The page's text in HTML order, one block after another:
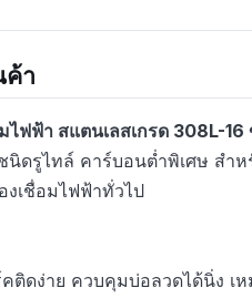
า
ไฟฟ้า สแตนเลสเกรด 308L-
ดรูไทล์ คาร์บอนต่ำพิเศษ สำห
งเชื่อมไฟฟ้าทั่วไป
คติดง่าย ควบคุมบ่อลวดได้นิ่ง เ